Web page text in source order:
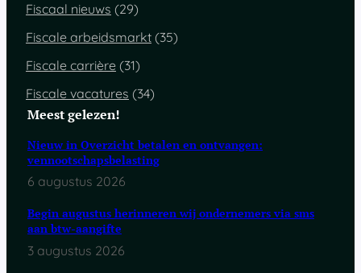
Fiscaal nieuws (29)
Fiscale arbeidsmarkt (35)
Fiscale carrière (31)
Fiscale vacatures (34)
Meest gelezen!
Nieuw in Overzicht betalen en ontvangen:
vennootschapsbelasting
6 augustus 2026
Begin augustus herinneren wij ondernemers via sms
aan btw-aangifte
3 augustus 2026